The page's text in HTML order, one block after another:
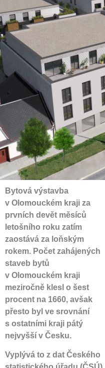
Bytová výstavba
v Olomouckém kraji za
prvních devět měsíců
letošního roku zatím
zaostává za loňským
rokem. Počet zahájených
staveb bytů
v Olomouckém kraji
meziročně klesl o šest
procent na 1660, avšak
přesto byl ve srovnání
s ostatními kraji pátý
nejvyšší v Česku.
Vyplývá to z dat Českého